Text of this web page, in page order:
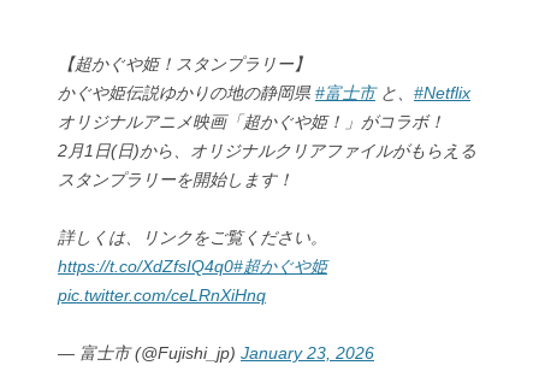
【超かぐや姫！スタンプラリー】
かぐや姫伝説ゆかりの地の静岡県#富士市と、 #Netflix
オリジナルアニメ映画「超かぐや姫！」がコラボ！
2月1日(日)から、オリジナルクリアファイルがもらえる
スタンプラリーを開始します！
詳しくは、リンクをご覧ください。
https://t.co/XdZfsIQ4q0#超かぐや姫
pic.twitter.com/ceLRnXiHnq
— 富士市 (@Fujishi_jp) January 23, 2026